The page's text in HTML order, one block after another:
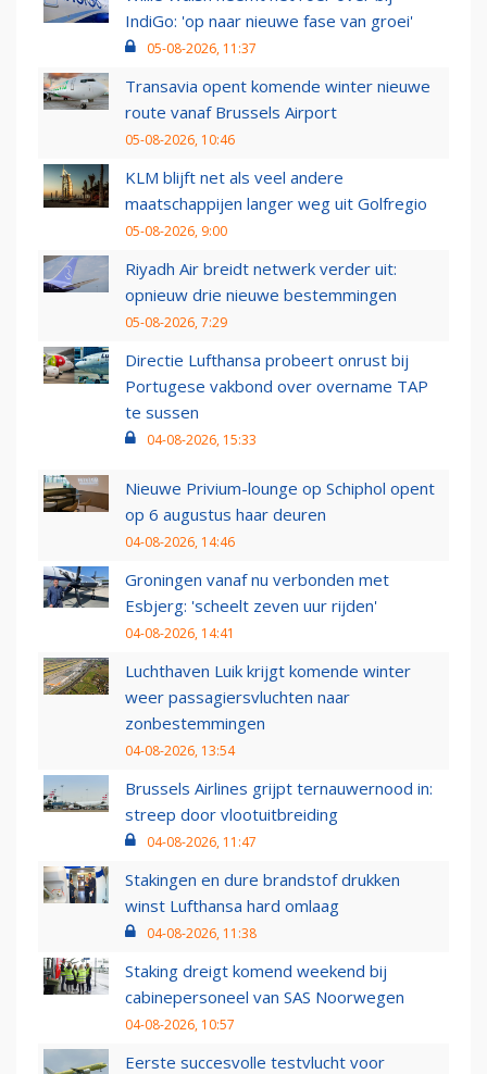
IndiGo: 'op naar nieuwe fase van groei'
05-08-2026, 11:37
Transavia opent komende winter nieuwe
route vanaf Brussels Airport
05-08-2026, 10:46
KLM blijft net als veel andere
maatschappijen langer weg uit Golfregio
05-08-2026, 9:00
Riyadh Air breidt netwerk verder uit:
opnieuw drie nieuwe bestemmingen
05-08-2026, 7:29
Directie Lufthansa probeert onrust bij
Portugese vakbond over overname TAP
te sussen
04-08-2026, 15:33
Nieuwe Privium-lounge op Schiphol opent
op 6 augustus haar deuren
04-08-2026, 14:46
Groningen vanaf nu verbonden met
Esbjerg: 'scheelt zeven uur rijden'
04-08-2026, 14:41
Luchthaven Luik krijgt komende winter
weer passagiersvluchten naar
zonbestemmingen
04-08-2026, 13:54
Brussels Airlines grijpt ternauwernood in:
streep door vlootuitbreiding
04-08-2026, 11:47
Stakingen en dure brandstof drukken
winst Lufthansa hard omlaag
04-08-2026, 11:38
Staking dreigt komend weekend bij
cabinepersoneel van SAS Noorwegen
04-08-2026, 10:57
Eerste succesvolle testvlucht voor